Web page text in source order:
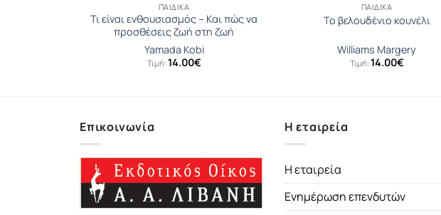
ΠΑΙΔΙΚΆ
Τι είναι ενθουσιασμός – Και πώς να
προσθέσεις ζωή στη ζωή
Yamada Kobi
Τιμή:14.00€
ΠΑΙΔΙΚΆ
Το βελουδένιο κουνέλι
Williams Margery
Τιμή:14.00€
Επικοινωνία Η εταιρεία
Η εταιρεία
Ενημέρωση επενδυτών